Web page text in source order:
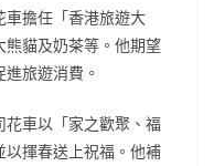
車擔任「香港旅遊大
貓及奶茶等。他期望
旅遊消費。
花車以「家之歡聚、福
揮春送上祝福。他補